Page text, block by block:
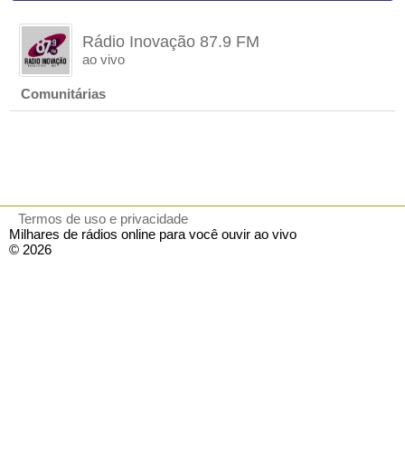
Rádio Inovação 87.9 FM
ao vivo
Comunitárias
Termos de uso e privacidade
Milhares de rádios online para você ouvir ao vivo
© 2026